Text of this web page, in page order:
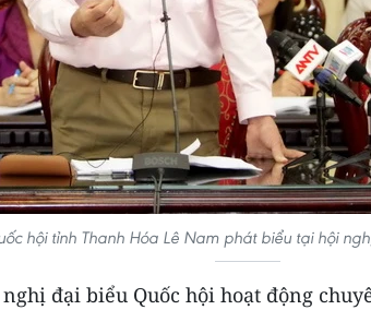
hội tỉnh Thanh Hóa Lê Nam phát biểu tại hội
đại biểu Quốc hội hoạt động